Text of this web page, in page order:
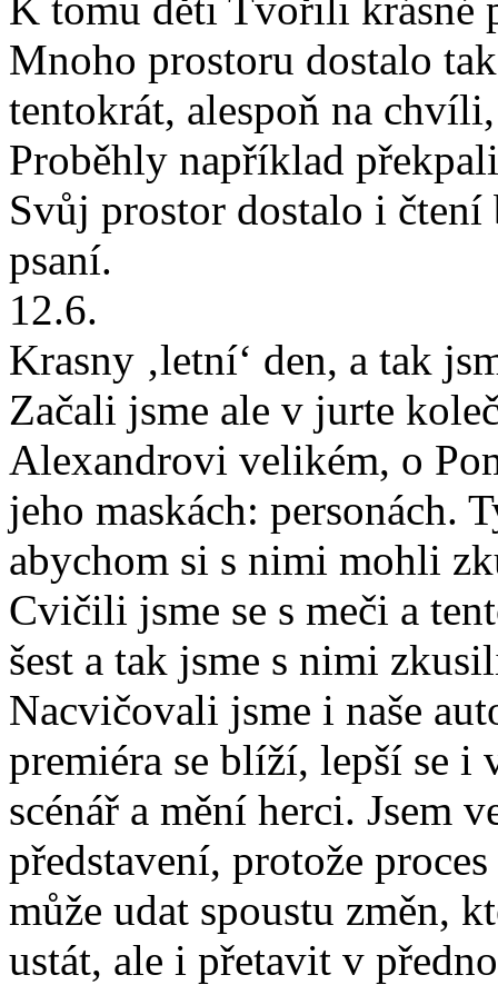
Mnoho prostoru dostalo
tentokrát, alespoň na
Proběhly například
Svůj prostor dostalo i
psaní.
12.6.
Krasny ‚letní‘ den, a tak
Začali jsme ale v jurte
Alexandrovi velikém, o
jeho maskách: personách.
abychom si s nimi mohli
Cvičili jsme se s meči a
šest a tak jsme s nimi
Nacvičovali jsme i naše
premiéra se blíží, lepší se
scénář a mění herci. Jsem
představení, protože
může udat spoustu změn,
ustát, ale i přetavit v